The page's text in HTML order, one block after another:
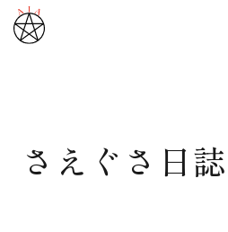
武道と医道
さえぐさ日誌